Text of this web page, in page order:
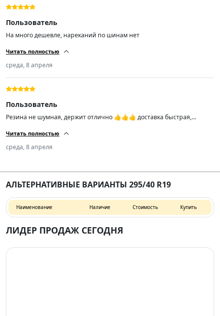
Пользователь
На много дешевле, нареканий по шинам нет
Читать полностью
среда, 8 апреля
Пользователь
Резина не шумная, держит отлично 👍👍👍 доставка быстрая,
Читать полностью
среда, 8 апреля
АЛЬТЕРНАТИВНЫЕ ВАРИАНТЫ 295/40 R19
Наименование Наличие Стоимость Купить
ЛИДЕР ПРОДАЖ СЕГОДНЯ